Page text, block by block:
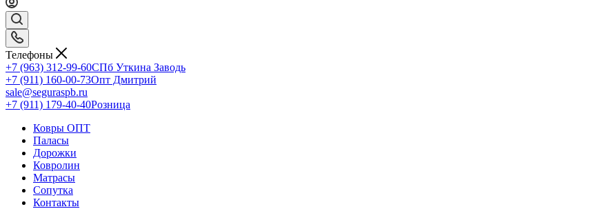
Телефоны
+7 (963) 312-99-60СПб Уткина Заводь
+7 (911) 160-00-73Опт Дмитрий
sale@seguraspb.ru
+7 (911) 179-40-40Розница
Ковры ОПТ
Паласы
Дорожки
Ковролин
Матрасы
Сопутка
Контакты